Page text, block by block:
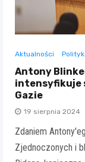
Aktualności
Antony
intensyfikuje
Gazie
19 sierpnia 2024
Zdaniem
Zjednoczonych i